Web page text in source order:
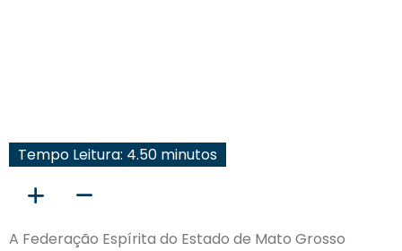
Tempo Leitura: 4.50 minutos
A Federação Espírita do Estado de Mato Grosso